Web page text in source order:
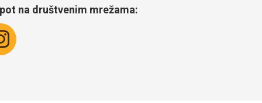
na društvenim mrežama: